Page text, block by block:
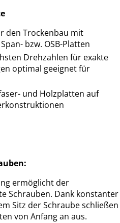
den Trockenbau mit
bzw. OSB-Platten
Drehzahlen für exakte
optimal geeignet für
und Holzplatten auf
ermöglicht der
Schrauben. Dank konstanter
Sitz der Schraube schließen
von Anfang an aus.